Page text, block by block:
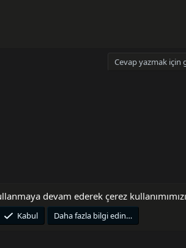
Cevap yazmak için
Bize ulaşın
platform by XenForo® © 2010-2025 XenForo Ltd.
devam ederek çerez
Kabul Daha fazla bilgi edin…